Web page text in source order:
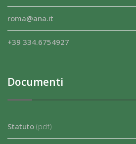
roma@ana.it
+39 334.6754927
Documenti
Statuto (pdf)